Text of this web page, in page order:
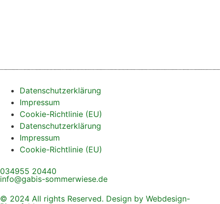
Datenschutzerklärung
Impressum
Cookie-Richtlinie (EU)
Datenschutzerklärung
Impressum
Cookie-Richtlinie (EU)
034955 20440
info@gabis-sommerwiese.de
© 2024 All rights Reserved. Design by Webdesign-